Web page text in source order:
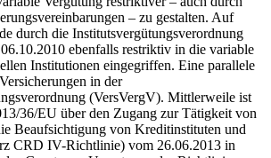
– zu gestalten. Auf
durch die Institutsvergütungsverordnung
ebenfalls restriktiv in die variable
Institutionen eingegriffen. Eine parallele
in der
(VersVergV). Mittlerweile ist
36/EU über den Zugang zur Tätigkeit von
Beaufsichtigung von Kreditinstituten und
CRD IV-Richtlinie) vom 26.06.2013 in